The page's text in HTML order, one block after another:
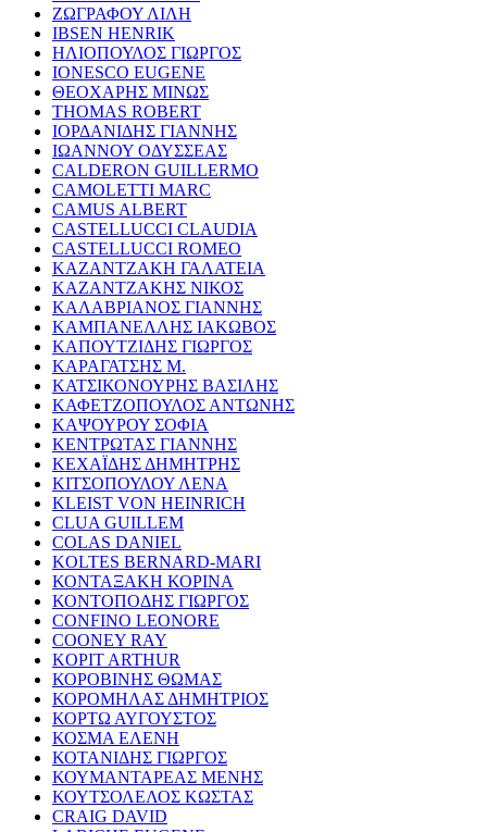
ΖΩΓΡΑΦΟΥ ΛΙΛΗ
IBSEN HENRIK
ΗΛΙΟΠΟΥΛΟΣ ΓΙΩΡΓΟΣ
IONESCO EUGENE
ΘΕΟΧΑΡΗΣ ΜΙΝΩΣ
THOMAS ROBERT
ΙΟΡΔΑΝΙΔΗΣ ΓΙΑΝΝΗΣ
ΙΩΑΝΝΟΥ ΟΔΥΣΣΕΑΣ
CALDERON GUILLERMO
CAMOLETTI MARC
CAMUS ALBERT
CASTELLUCCI CLAUDIA
CASTELLUCCI ROMEO
ΚΑΖΑΝΤΖΑΚΗ ΓΑΛΑΤΕΙΑ
ΚΑΖΑΝΤΖΑΚΗΣ ΝΙΚΟΣ
ΚΑΛΑΒΡΙΑΝΟΣ ΓΙΑΝΝΗΣ
ΚΑΜΠΑΝΕΛΛΗΣ ΙΑΚΩΒΟΣ
ΚΑΠΟΥΤΖΙΔΗΣ ΓΙΩΡΓΟΣ
ΚΑΡΑΓΑΤΣΗΣ Μ.
ΚΑΤΣΙΚΟΝΟΥΡΗΣ ΒΑΣΙΛΗΣ
ΚΑΦΕΤΖΟΠΟΥΛΟΣ ΑΝΤΩΝΗΣ
ΚΑΨΟΥΡΟΥ ΣΟΦΙΑ
ΚΕΝΤΡΩΤΑΣ ΓΙΑΝΝΗΣ
ΚΕΧΑΪΔΗΣ ΔΗΜΗΤΡΗΣ
ΚΙΤΣΟΠΟΥΛΟΥ ΛΕΝΑ
KLEIST VON HEINRICH
CLUA GUILLEM
COLAS DANIEL
KOLTES BERNARD-MARI
ΚΟΝΤΑΞΑΚΗ ΚΟΡΙΝΑ
ΚΟΝΤΟΠΟΔΗΣ ΓΙΩΡΓΟΣ
CONFINO LEONORE
COONEY RAY
KOPIT ARTHUR
ΚΟΡΟΒΙΝΗΣ ΘΩΜΑΣ
ΚΟΡΟΜΗΛΑΣ ΔΗΜΗΤΡΙΟΣ
ΚΟΡΤΩ ΑΥΓΟΥΣΤΟΣ
ΚΟΣΜΑ ΕΛΕΝΗ
ΚΟΤΑΝΙΔΗΣ ΓΙΩΡΓΟΣ
ΚΟΥΜΑΝΤΑΡΕΑΣ ΜΕΝΗΣ
ΚΟΥΤΣΟΛΕΛΟΣ ΚΩΣΤΑΣ
CRAIG DAVID